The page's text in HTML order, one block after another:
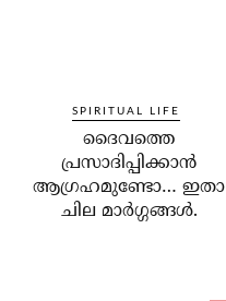
SPIRITUAL LIFE
ദൈവത്തെ
പ്രസാദിപ്പിക്കാന്‍
ആഗ്രഹമുണ്ടോ… ഇതാ
ചില മാര്‍ഗ്ഗങ്ങള്‍.